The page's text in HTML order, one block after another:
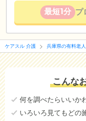
最短1分 プ
ケアスル 介護 兵庫県の有料老
こんな
何を調べたらいいか
いろいろ見てもどの